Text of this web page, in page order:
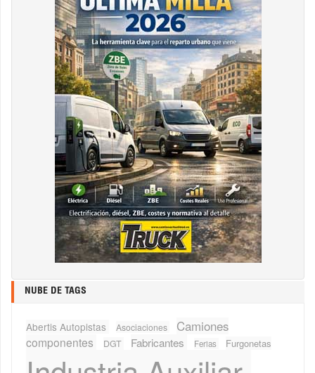
NUBE DE TAGS
Abertis Autopistas Asociaciones Camiones
componentes DGT Fabricantes Ferias Furgonetas